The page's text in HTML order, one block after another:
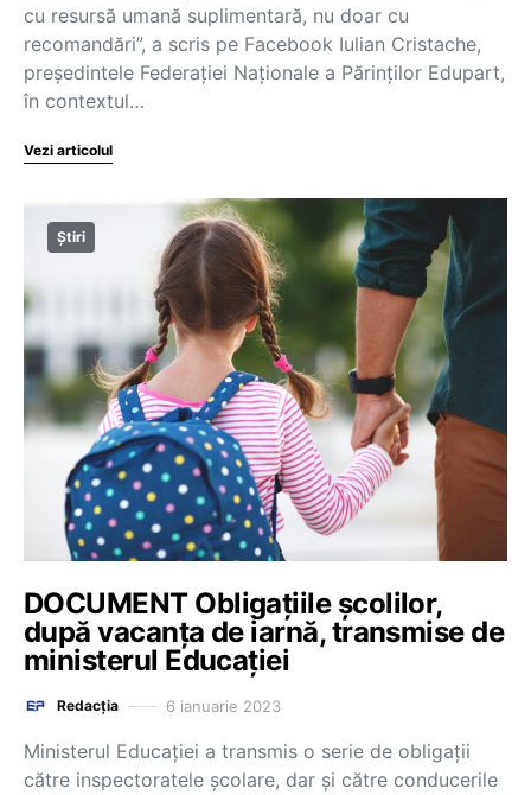
cu resursă umană suplimentară, nu doar cu
recomandări”, a scris pe Facebook Iulian Cristache,
președintele Federației Naționale a Părinților Edupart,
în contextul…
Vezi articolul
Știri
DOCUMENT Obligațiile școlilor,
după vacanța de iarnă, transmise de
ministerul Educației
Redacția 6 ianuarie 2023
Ministerul Educației a transmis o serie de obligații
către inspectoratele școlare, dar și către conducerile